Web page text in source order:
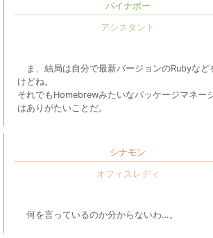
パイナポー
ま、結局は自分で最新バージョンのRubyな
けどね。
それでもHomebrewみたいなパッケージマネー
はありがたいことだ。
シナモン
何を言っているのか分からないわ…。